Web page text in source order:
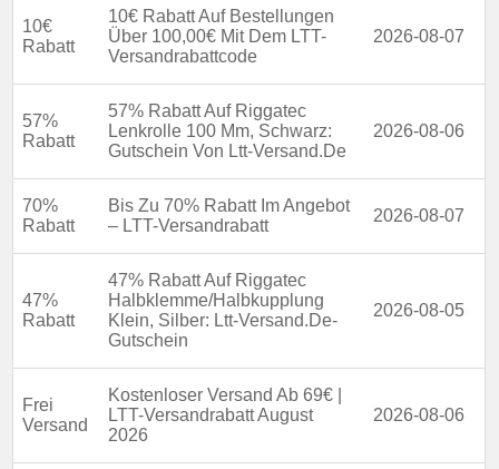
Nutzungsbedingungen auf der Website des Händlers.
10€
Rabatt
10€ Rabatt Auf Bestellungen
Über 100,00€ Mit Dem LTT-
Versandrabattcode
2026-08-07
57%
Rabatt
57% Rabatt Auf Riggatec
Lenkrolle 100 Mm, Schwarz:
Gutschein Von Ltt-Versand.De
2026-08-06
70%
Rabatt
Bis Zu 70% Rabatt Im Angebot
– LTT-Versandrabatt
2026-08-07
47%
Rabatt
47% Rabatt Auf Riggatec
Halbklemme/Halbkupplung
Klein, Silber: Ltt-Versand.De-
Gutschein
2026-08-05
Frei
Versand
Kostenloser Versand Ab 69€ |
LTT-Versandrabatt August
2026
2026-08-06